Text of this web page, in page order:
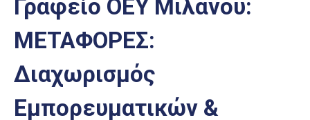
Επιχειρηματική
Υποστήριξη
Έκθεση
Παραδοσιακών
Επαγγελμάτων
Γραφείο ΟΕΥ Μιλάνου:
ΜΕΤΑΦΟΡΕΣ:
Διαχωρισμός
Εμπορευματικών &